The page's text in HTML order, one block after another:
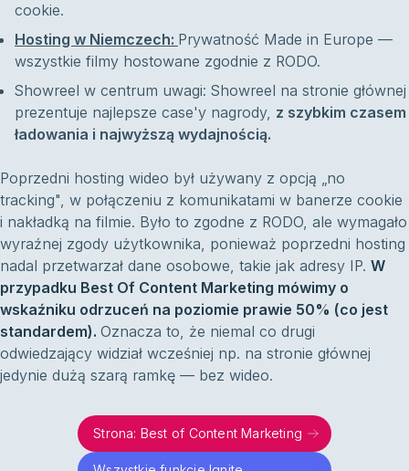
cookie.
Hosting w Niemczech: Prywatność Made in Europe —
wszystkie filmy hostowane zgodnie z RODO.
Showreel w centrum uwagi: Showreel na stronie głównej
prezentuje najlepsze case'y nagrody, z szybkim czasem
ładowania i najwyższą wydajnością.
Poprzedni hosting wideo był używany z opcją „no
tracking", w połączeniu z komunikatami w banerze cookie
i nakładką na filmie. Było to zgodne z RODO, ale wymagało
wyraźnej zgody użytkownika, ponieważ poprzedni hosting
nadal przetwarzał dane osobowe, takie jak adresy IP. W
przypadku Best Of Content Marketing mówimy o
wskaźniku odrzuceń na poziomie prawie 50% (co jest
standardem). Oznacza to, że niemal co drugi
odwiedzający widział wcześniej np. na stronie głównej
jedynie dużą szarą ramkę — bez wideo.
Strona: Best of Content Marketing